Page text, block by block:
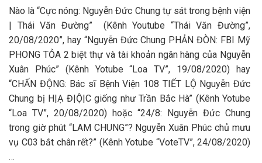
Nào là “Cực nóng: Nguyễn Đức Chung tự sát trong bệnh viện
| Thái Văn Đường” (Kênh Youtube “Thái Văn Đường”,
20/08/2020”, hay “Nguyễn Đức Chung PHẢN ĐÒN: FBI Mỹ
PHONG TỎA 2 biệt thự và tài khoản ngân hàng của Nguyễn
Xuân Phúc” (Kênh Yotube “Loa TV”, 19/08/2020) hay
“CHẤN ĐỘNG: Bác sĩ Bệnh Viện 108 TIẾT LỘ Nguyễn Đức
Chung bị H|Ạ Đ|Ộ|C giống như Trần Bắc Hà” (Kênh Yotube
“Loa TV”, 20/08/2020) hoặc “24/8: Nguyễn Đức Chung
trong giờ phút “LAM CHUNG”? Nguyễn Xuân Phúc chủ mưu
vụ C03 bắt chân rết?” (Kênh Yotube “VoteTV”, 24/08/2020)
…